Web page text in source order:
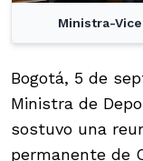
Ministra-
Bogotá, 5 de
Ministra de
sostuvo una
permanente de